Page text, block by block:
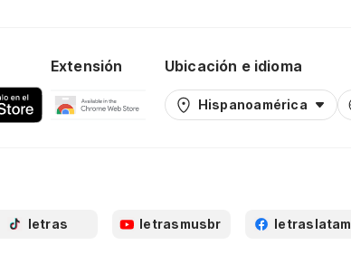
Extensión Ubicación e idioma
Hispanoamérica
letras letrasmusbr letraslatam